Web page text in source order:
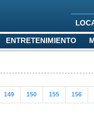
ENTRETENIMIENTO
149 150 155 156